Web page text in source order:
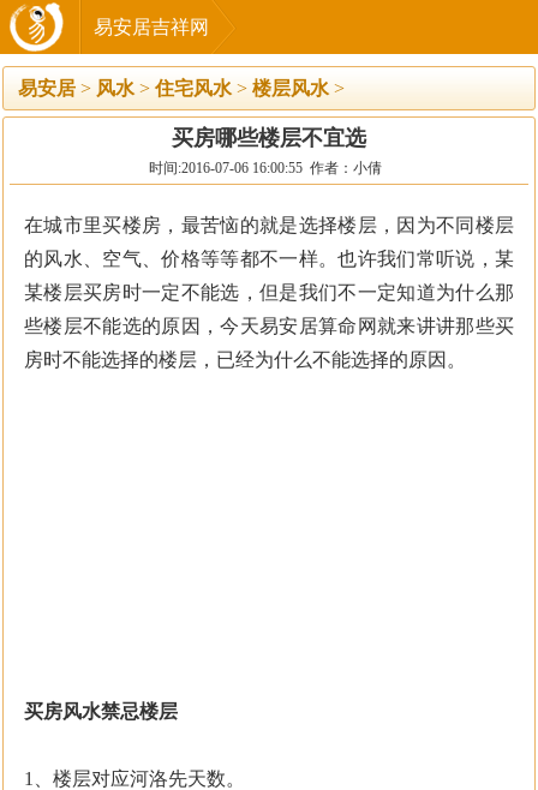
易安居吉祥网
易安居 > 风水 >住宅风水 > 楼层风水 >
买房哪些楼层不宜选
时间:2016-07-06 16:00:55 作者：小倩
在城市里买楼房，最苦恼的就是选择楼层，因为不同楼层
的风水、空气、价格等等都不一样。也许我们常听说，某
某楼层买房时一定不能选，但是我们不一定知道为什么那
些楼层不能选的原因，今天易安居算命网就来讲讲那些买
房时不能选择的楼层，已经为什么不能选择的原因。
买房风水禁忌楼层
1、楼层对应河洛先天数。